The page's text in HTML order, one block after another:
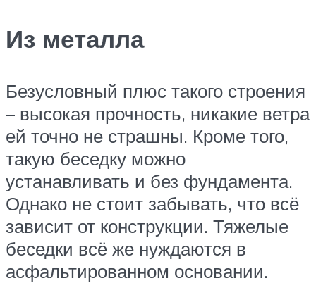
Из металла
Безусловный плюс такого строения
– высокая прочность, никакие ветра
ей точно не страшны. Кроме того,
такую беседку можно
устанавливать и без фундамента.
Однако не стоит забывать, что всё
зависит от конструкции. Тяжелые
беседки всё же нуждаются в
асфальтированном основании.